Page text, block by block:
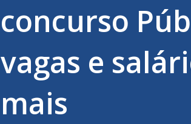
concurso
vagas e
mais